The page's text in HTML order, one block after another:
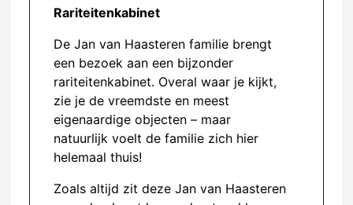
Rariteitenkabinet
De Jan van Haasteren familie brengt
een bezoek aan een bijzonder
rariteitenkabinet. Overal waar je kijkt,
zie je de vreemdste en meest
eigenaardige objecten – maar
natuurlijk voelt de familie zich hier
helemaal thuis!
Zoals altijd zit deze Jan van Haasteren